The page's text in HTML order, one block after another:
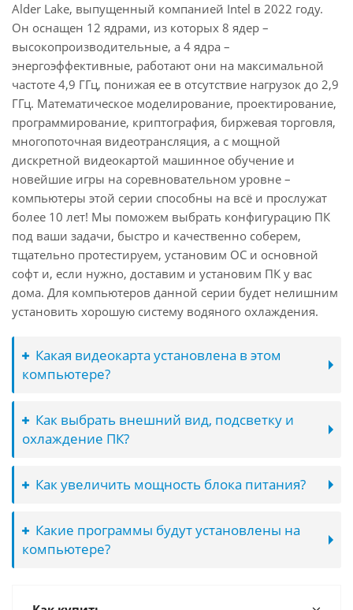
Alder Lake, выпущенный компанией Intel в 2022 году.
Он оснащен 12 ядрами, из которых 8 ядер –
высокопроизводительные, а 4 ядра –
энергоэффективные, работают они на максимальной
частоте 4,9 ГГц, понижая ее в отсутствие нагрузок до 2,9
ГГц. Математическое моделирование, проектирование,
программирование, криптография, биржевая торговля,
многопоточная видеотрансляция, а с мощной
дискретной видеокартой машинное обучение и
новейшие игры на соревновательном уровне –
компьютеры этой серии способны на всё и прослужат
более 10 лет! Мы поможем выбрать конфигурацию ПК
под ваши задачи, быстро и качественно соберем,
тщательно протестируем, установим ОС и основной
софт и, если нужно, доставим и установим ПК у вас
дома. Для компьютеров данной серии будет нелишним
установить хорошую систему водяного охлаждения.
Какая видеокарта установлена в этом
компьютере?
Как выбрать внешний вид, подсветку и
охлаждение ПК?
Как увеличить мощность блока питания?
Какие программы будут установлены на
компьютере?